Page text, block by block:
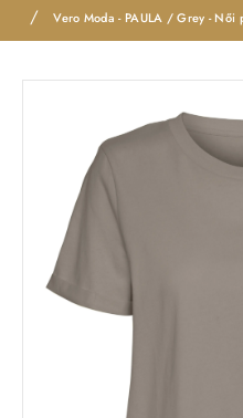
o
Vero Moda - PAULA / Grey - Női